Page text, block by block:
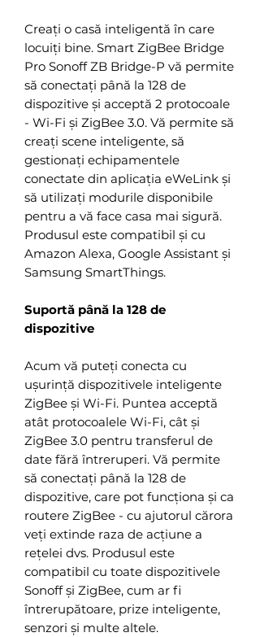
Creați o casă inteligentă în care
locuiți bine. Smart ZigBee Bridge
Pro Sonoff ZB Bridge-P vă permite
să conectați până la 128 de
dispozitive și acceptă 2 protocoale
- Wi-Fi și ZigBee 3.0. Vă permite să
creați scene inteligente, să
gestionați echipamentele
conectate din aplicația eWeLink și
să utilizați modurile disponibile
pentru a vă face casa mai sigură.
Produsul este compatibil și cu
Amazon Alexa, Google Assistant și
Samsung SmartThings.
Suportă până la 128 de
dispozitive
Acum vă puteți conecta cu
ușurință dispozitivele inteligente
ZigBee și Wi-Fi. Puntea acceptă
atât protocoalele Wi-Fi, cât și
ZigBee 3.0 pentru transferul de
date fără întreruperi. Vă permite
să conectați până la 128 de
dispozitive, care pot funcționa și ca
routere ZigBee - cu ajutorul cărora
veți extinde raza de acțiune a
rețelei dvs. Produsul este
compatibil cu toate dispozitivele
Sonoff și ZigBee, cum ar fi
întrerupătoare, prize inteligente,
senzori și multe altele.